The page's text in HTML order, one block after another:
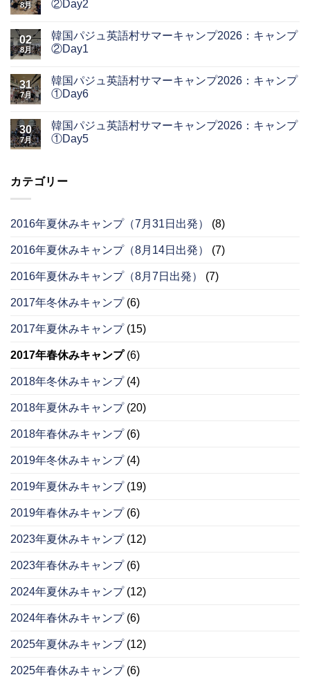
8月 ②Day2
02
8月
韓国パジュ英語村サマーキャンプ2026：キャンプ
②Day1
31
7月
韓国パジュ英語村サマーキャンプ2026：キャンプ
①Day6
30
7月
韓国パジュ英語村サマーキャンプ2026：キャンプ
①Day5
カテゴリー
2016年夏休みキャンプ（7月31日出発） (8)
2016年夏休みキャンプ（8月14日出発） (7)
2016年夏休みキャンプ（8月7日出発） (7)
2017年冬休みキャンプ(6)
2017年夏休みキャンプ(15)
2017年春休みキャンプ(6)
2018年冬休みキャンプ(4)
2018年夏休みキャンプ(20)
2018年春休みキャンプ(6)
2019年冬休みキャンプ(4)
2019年夏休みキャンプ(19)
2019年春休みキャンプ(6)
2023年夏休みキャンプ(12)
2023年春休みキャンプ(6)
2024年夏休みキャンプ(12)
2024年春休みキャンプ(6)
2025年夏休みキャンプ(12)
2025年春休みキャンプ(6)